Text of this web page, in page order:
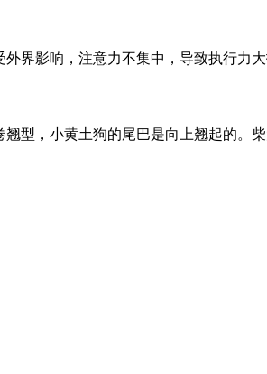
界影响，注意力不集中，导致执行力
型，小黄土狗的尾巴是向上翘起的。